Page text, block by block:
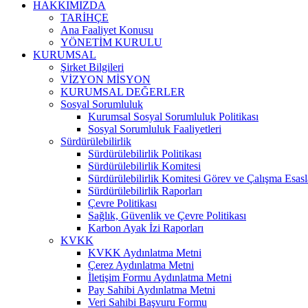
HAKKIMIZDA
TARİHÇE
Ana Faaliyet Konusu
YÖNETİM KURULU
KURUMSAL
Şirket Bilgileri
VİZYON MİSYON
KURUMSAL DEĞERLER
Sosyal Sorumluluk
Kurumsal Sosyal Sorumluluk Politikası
Sosyal Sorumluluk Faaliyetleri
Sürdürülebilirlik
Sürdürülebilirlik Politikası
Sürdürülebilirlik Komitesi
Sürdürülebilirlik Komitesi Görev ve Çalışma
Sürdürülebilirlik Raporları
Çevre Politikası
Sağlık, Güvenlik ve Çevre Politikası
Karbon Ayak İzi Raporları
KVKK
KVKK Aydınlatma Metni
Çerez Aydınlatma Metni
İletişim Formu Aydınlatma Metni
Pay Sahibi Aydınlatma Metni
Veri Sahibi Başvuru Formu